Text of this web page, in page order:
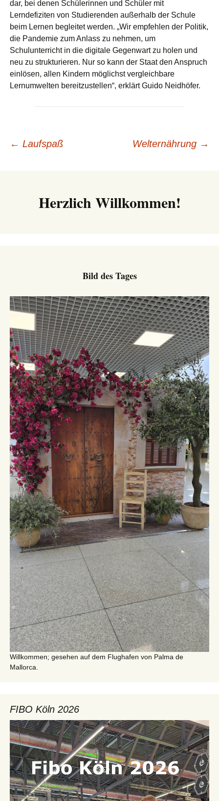
dar, bei denen Schülerinnen und Schüler mit
Lerndefiziten von Studierenden außerhalb der Schule
beim Lernen begleitet werden. „Wir empfehlen der Politik,
die Pandemie zum Anlass zu nehmen, um
Schulunterricht in die digitale Gegenwart zu holen und
neu zu strukturieren. Nur so kann der Staat den Anspruch
einlösen, allen Kindern möglichst vergleichbare
Lernumwelten bereitzustellen“, erklärt Guido Neidhöfer.
Beitrags-
← Laufspaß Welternährung →
Herzlich Willkommen!
Bild des Tages
Willkommen; gesehen auf dem Flughafen von Palma de
Mallorca.
FIBO Köln 2026
Video-
Player